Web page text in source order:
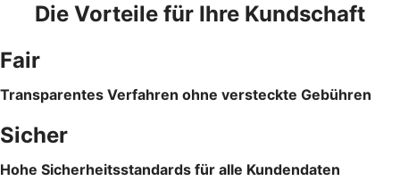
Die Vorteile für Ihre Kundschaft
Fair
Transparentes Verfahren ohne versteckte Gebühren
Sicher
Hohe Sicherheitsstandards für alle Kundendaten